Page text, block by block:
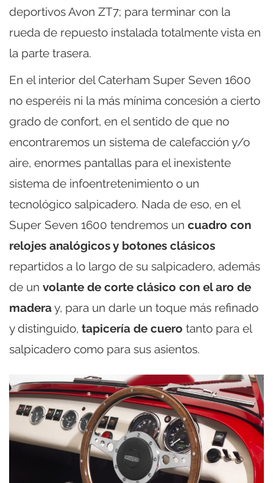
deportivos Avon ZT7; para terminar con la
rueda de repuesto instalada totalmente vista en
la parte trasera.
En el interior del Caterham Super Seven 1600
no esperéis ni la más mínima concesión a cierto
grado de confort, en el sentido de que no
encontraremos un sistema de calefacción y/o
aire, enormes pantallas para el inexistente
sistema de infoentretenimiento o un
tecnológico salpicadero. Nada de eso, en el
Super Seven 1600 tendremos un cuadro con
relojes analógicos y botones clásicos
repartidos a lo largo de su salpicadero, además
de un volante de corte clásico con el aro de
maderay, para un darle un toque más refinado
y distinguido, tapicería de cuero tanto para el
salpicadero como para sus asientos.